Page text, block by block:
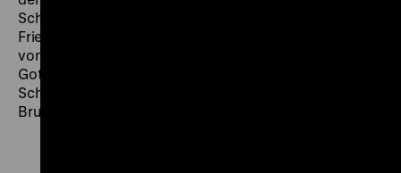
Schloss), Philipp Gerlach (Vollendung der
Friedrichstadt, Kronprinzenpalais), Georg Wenzeslaus
von Knobelsdorff (Oper, Schloss Sanssouci), Carl
Gotthard Langhans (Brandenburger Tor), Karl Friedrich
Schinkel (Granitschale vor dem Alten Museum) sowie
Bruno Taut (Wohnstadt Carl Legien). (jg)